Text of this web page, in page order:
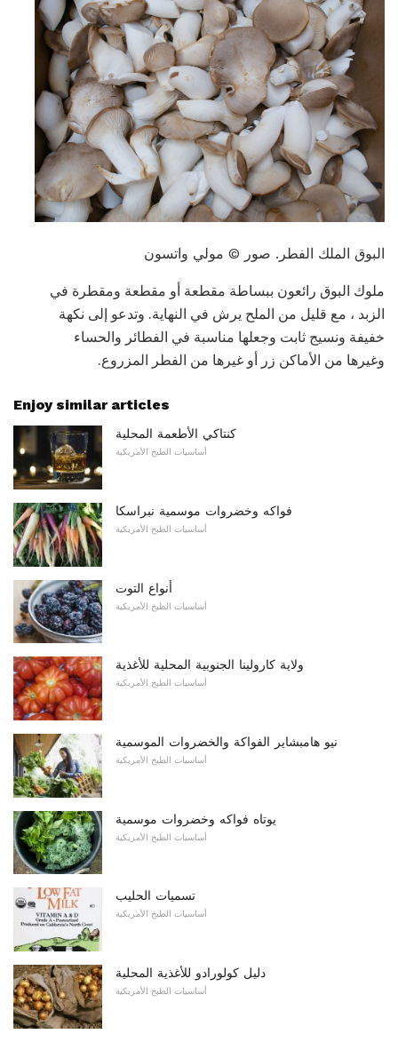
البوق الملك الفطر. صور © مولي واتسون
ملوك البوق رائعون ببساطة مقطعة أو مقطعة ومقطرة في
الزبد ، مع قليل من الملح يرش في النهاية. وتدعو إلى نكهة
خفيفة ونسيج ثابت وجعلها مناسبة في الفطائر والحساء
وغيرها من الأماكن زر أو غيرها من الفطر المزروع.
Enjoy similar articles
كنتاكي الأطعمة المحلية
أساسيات الطبخ الأمريكية
فواكه وخضروات موسمية نبراسكا
أساسيات الطبخ الأمريكية
أنواع التوت
أساسيات الطبخ الأمريكية
ولاية كارولينا الجنوبية المحلية للأغذية
أساسيات الطبخ الأمريكية
نيو هامبشاير الفواكة والخضروات الموسمية
أساسيات الطبخ الأمريكية
يوتاه فواكه وخضروات موسمية
أساسيات الطبخ الأمريكية
تسميات الحليب
أساسيات الطبخ الأمريكية
دليل كولورادو للأغذية المحلية
أساسيات الطبخ الأمريكية